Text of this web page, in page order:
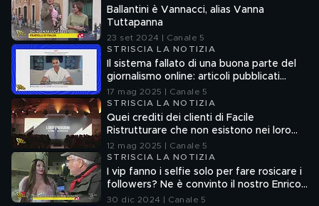
Ballantini è Vannacci, alias Vanna
Tuttapanna
23 set 2024 | Canale 5
STRISCIA LA NOTIZIA
Il sistema fallato di una buona parte del
giornalismo online: articoli pubblicati
senza la verifica delle fonti
17 mag 2025 | Canale 5
STRISCIA LA NOTIZIA
Quei crediti dei clienti di Facile
Ristrutturare che non esistono nei loro
sistemi informatici
12 mag 2025 | Canale 5
STRISCIA LA NOTIZIA
I vip fanno i selfie solo per fare rosicare i
followers? Ne è convinto il nostro Enrico
Lucci
30 dic 2024 | Canale 5